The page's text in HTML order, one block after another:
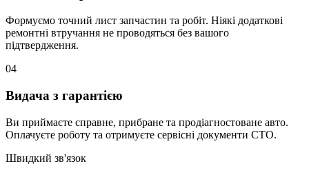
Формуємо точний лист запчастин та робіт. Ніякі додаткові
ремонтні втручання не проводяться без вашого
підтвердження.
04
Видача з гарантією
Ви приймаєте справне, прибране та продіагностоване авто.
Оплачуєте роботу та отримуєте сервісні документи СТО.
Швидкий зв'язок